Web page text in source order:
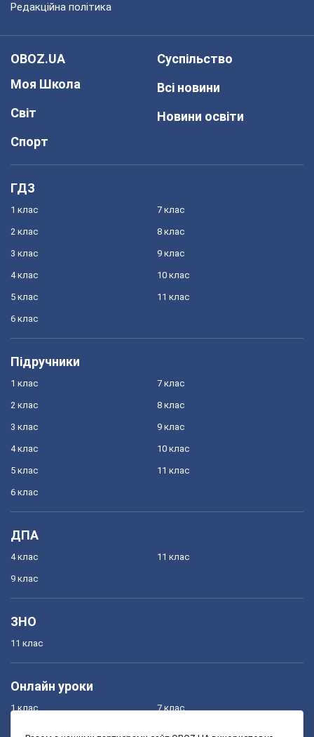
Редакційна політика
OBOZ.UA
Моя Школа
Світ
Спорт
Суспільство
Всі новини
Новини освіти
ГДЗ
1 клас
2 клас
3 клас
4 клас
5 клас
6 клас
7 клас
8 клас
9 клас
10 клас
11 клас
Підручники
1 клас
2 клас
3 клас
4 клас
5 клас
6 клас
7 клас
8 клас
9 клас
10 клас
11 клас
ДПА
4 клас
9 клас
11 клас
ЗНО
11 клас
Онлайн уроки
1 клас 7 клас